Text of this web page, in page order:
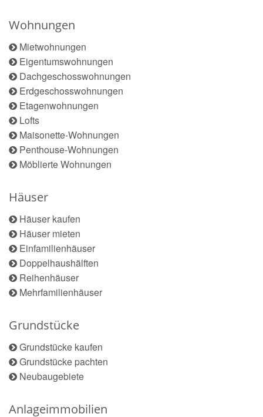
Wohnungen
Mietwohnungen
Eigentumswohnungen
Dachgeschosswohnungen
Erdgeschosswohnungen
Etagenwohnungen
Lofts
Maisonette-Wohnungen
Penthouse-Wohnungen
Möblierte Wohnungen
Häuser
Häuser kaufen
Häuser mieten
Einfamilienhäuser
Doppelhaushälften
Reihenhäuser
Mehrfamilienhäuser
Grundstücke
Grundstücke kaufen
Grundstücke pachten
Neubaugebiete
Anlageimmobilien